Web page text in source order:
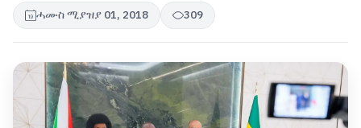
ሓሙስ ሚያዝያ 01, 2018 309